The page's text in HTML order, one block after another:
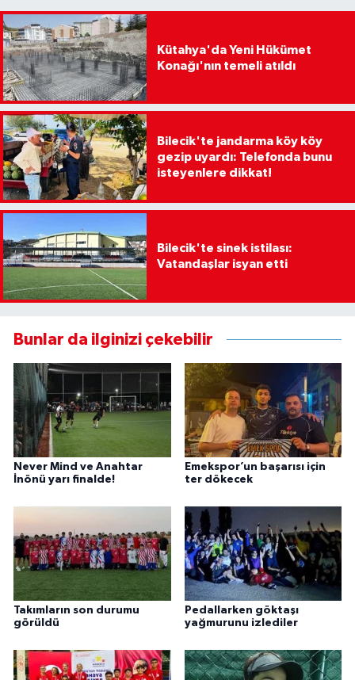
Kütahya'da Yeni Hükümet
Konağı'nın temeli atıldı
Bilecik'te jandarma köy köy
gezip uyardı: Telefonda bunu
isteyenlere dikkat!
Bilecik'te sinek istilası:
Vatandaşlar isyan etti
Bunlar da ilginizi çekebilir
Never Mind ve Anahtar
İnönü yarı finalde!
Emekspor’un başarısı için
ter dökecek
Takımların son durumu
görüldü
Pedallarken göktaşı
yağmurunu izlediler